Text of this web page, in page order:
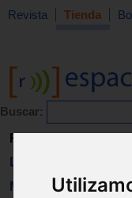
Revista Tienda
Buscar:
Revista
Libros
Material